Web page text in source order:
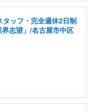
タッフ・完全週休2日制
志望」/名古屋市中区